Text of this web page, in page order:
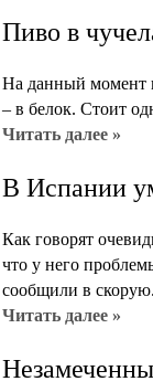
Пиво в
На данный момент
– в белок. Стоит
Читать далее »
В Испании
Как говорят
что у него
сообщили в скорую.
Читать далее »